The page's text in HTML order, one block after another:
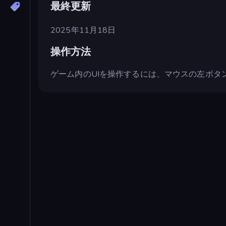
最終更新
2025年11月18日
操作方法
ゲーム内のUIを操作するには、マウスの左ボタ